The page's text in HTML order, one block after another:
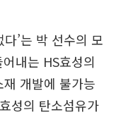
’는 박 선수의 모
내는 HS효성의
개발에 불가능
성의 탄소섬유가